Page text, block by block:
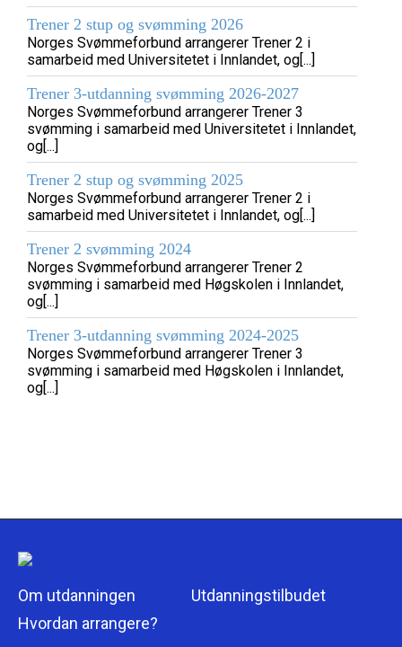
Trener 2 stup og svømming 2026
Norges Svømmeforbund arrangerer Trener 2 i
samarbeid med Universitetet i Innlandet, og[...]
Trener 3-utdanning svømming 2026-2027
Norges Svømmeforbund arrangerer Trener 3
svømming i samarbeid med Universitetet i Innlandet,
og[...]
Trener 2 stup og svømming 2025
Norges Svømmeforbund arrangerer Trener 2 i
samarbeid med Universitetet i Innlandet, og[...]
Trener 2 svømming 2024
Norges Svømmeforbund arrangerer Trener 2
svømming i samarbeid med Høgskolen i Innlandet,
og[...]
Trener 3-utdanning svømming 2024-2025
Norges Svømmeforbund arrangerer Trener 3
svømming i samarbeid med Høgskolen i Innlandet,
og[...]
Om utdanningen
Utdanningstilbudet
Hvordan arrangere?